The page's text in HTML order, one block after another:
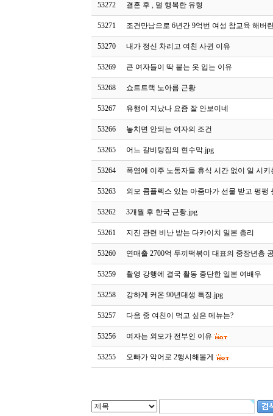
53272 결혼 후 , 덜 행복한 유형
53271 조건만남으로 6년간 9억번 여성 참교육 해버
53270 내가 정신 차리고 여친 사귄 이유
53269 큰 여자들이 딱 붙는 옷 입는 이유
53268 쇼트트랙 노아름 근황
53267 유행이 지났나 요즘 잘 안보이네
53266 놓치면 안되는 여자의 조건
53265 어느 갈비탕집의 현수막.jpg
53264 폭염에 이주 노동자들 휴식 시간 없이 일 시
53263 외모 콤플렉스 있는 아줌마가 선물 받고 펑펑
53262 3개월 후 한국 근황.jpg
53261 지진 관련 비난 받는 다카이치 일본 총리
53260 연매출 2700억 두끼떡볶이 대표의 중장년층
53259 촬영 강행에 결국 활동 중단한 일본 여배우
53258 강하게 커온 90년대생 특징.jpg
53257 다음 중 여친이 먹고 싶은 메뉴는?
53256 여자는 외모가 전부인 이유
53255 오빠가 악어로 2행시해볼게